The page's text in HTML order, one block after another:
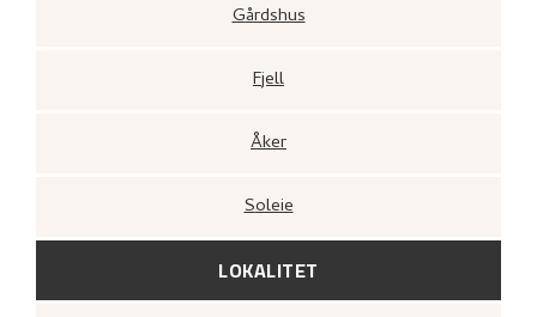
Gårdshus
Fjell
Åker
Soleie
LOKALITET